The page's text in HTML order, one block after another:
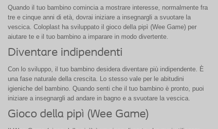
Quando il tuo bambino comincia a mostrare interesse, normalmente fra
tre e cinque anni di età, dovrai iniziare a insegnargli a svuotare la
vescica. Coloplast ha sviluppato il gioco della pipì (Wee Game) per
aiutare te e il tuo bambino a imparare in modo divertente.
Diventare indipendenti
Con lo sviluppo, il tuo bambino desidera diventare più indipendente. È
una fase naturale della crescita. Lo stesso vale per le abitudini
igieniche del bambino. Quando senti che il tuo bambino è pronto, puoi
iniziare a insegnargli ad andare in bagno e a svuotare la vescica.
Gioco della pipì (Wee Game)